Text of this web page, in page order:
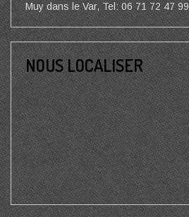
Muy dans le Var, Tel: 06 71 72 47 99
NOUS LOCALISER